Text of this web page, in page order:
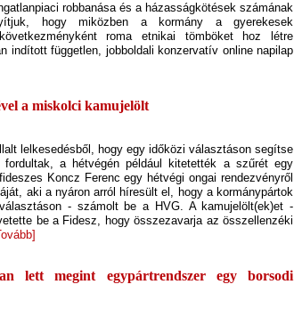
robbanása és a házasságkötések számának
hogy miközben a kormány a gyerekesek
roma etnikai tömböket hoz létre
indított független, jobboldali konzervatív online napilap
a miskolci kamujelölt
lelkesedésből, hogy egy időközi választáson segítse
a hétvégén például kitetették a szűrét egy
Koncz Ferenc egy hétvégi ongai rendezvényről
aki a nyáron arról híresült el, hogy a kormánypártok
- számolt be a HVG. A kamujelölt(ek)et -
be a Fidesz, hogy összezavarja az összellenzéki
lett megint egypártrendszer egy borsodi